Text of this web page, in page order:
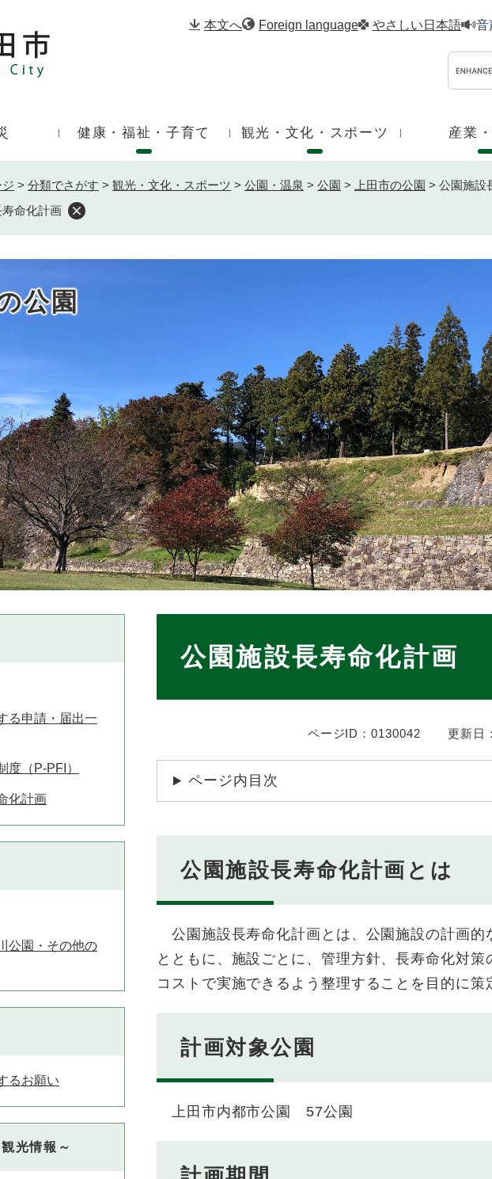
本文へ Foreign language やさしい日本語 音
ド
健康・福祉・子育て 観光・文化・スポーツ 産業
ジ > 分類でさがす > 観光・文化・スポーツ > 公園・温泉 > 公園 > 上田市の公園 > 公園施設
命化計画
公園
公園施設長寿命化計画
ページID：0130042 更新日
ページ内目次
公園施設長寿命化計画とは
公園施設長寿命化計画とは、公園施設の計画的
とともに、施設ごとに、管理方針、長寿命化対
コストで実施できるよう整理することを目的に策
計画対象公園
上田市内都市公園 57公園
る申請・届出一
度（P-PFI）
化計画
公園・その他の
るお願い
光情報～